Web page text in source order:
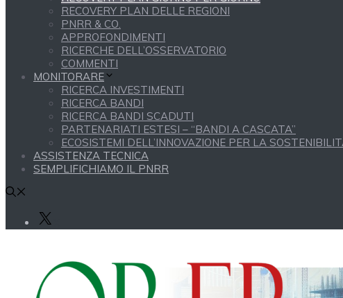
RECOVERY PLAN DELLE REGIONI
PNRR & CO.
APPROFONDIMENTI
RICERCHE DELL’OSSERVATORIO
COMMENTI
MONITORARE
RICERCA INVESTIMENTI
RICERCA BANDI
RICERCA BANDI SCADUTI
PARTENARIATI ESTESI – “BANDI A CASCATA”
ECOSISTEMI DELL’INNOVAZIONE PER LA
ASSISTENZA TECNICA
SEMPLIFICHIAMO IL PNRR